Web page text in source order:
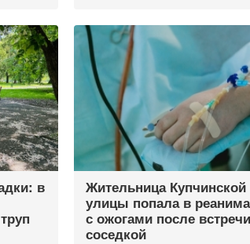
в
Жительница Купчинской
улицы попала в
с ожогами после
соседкой